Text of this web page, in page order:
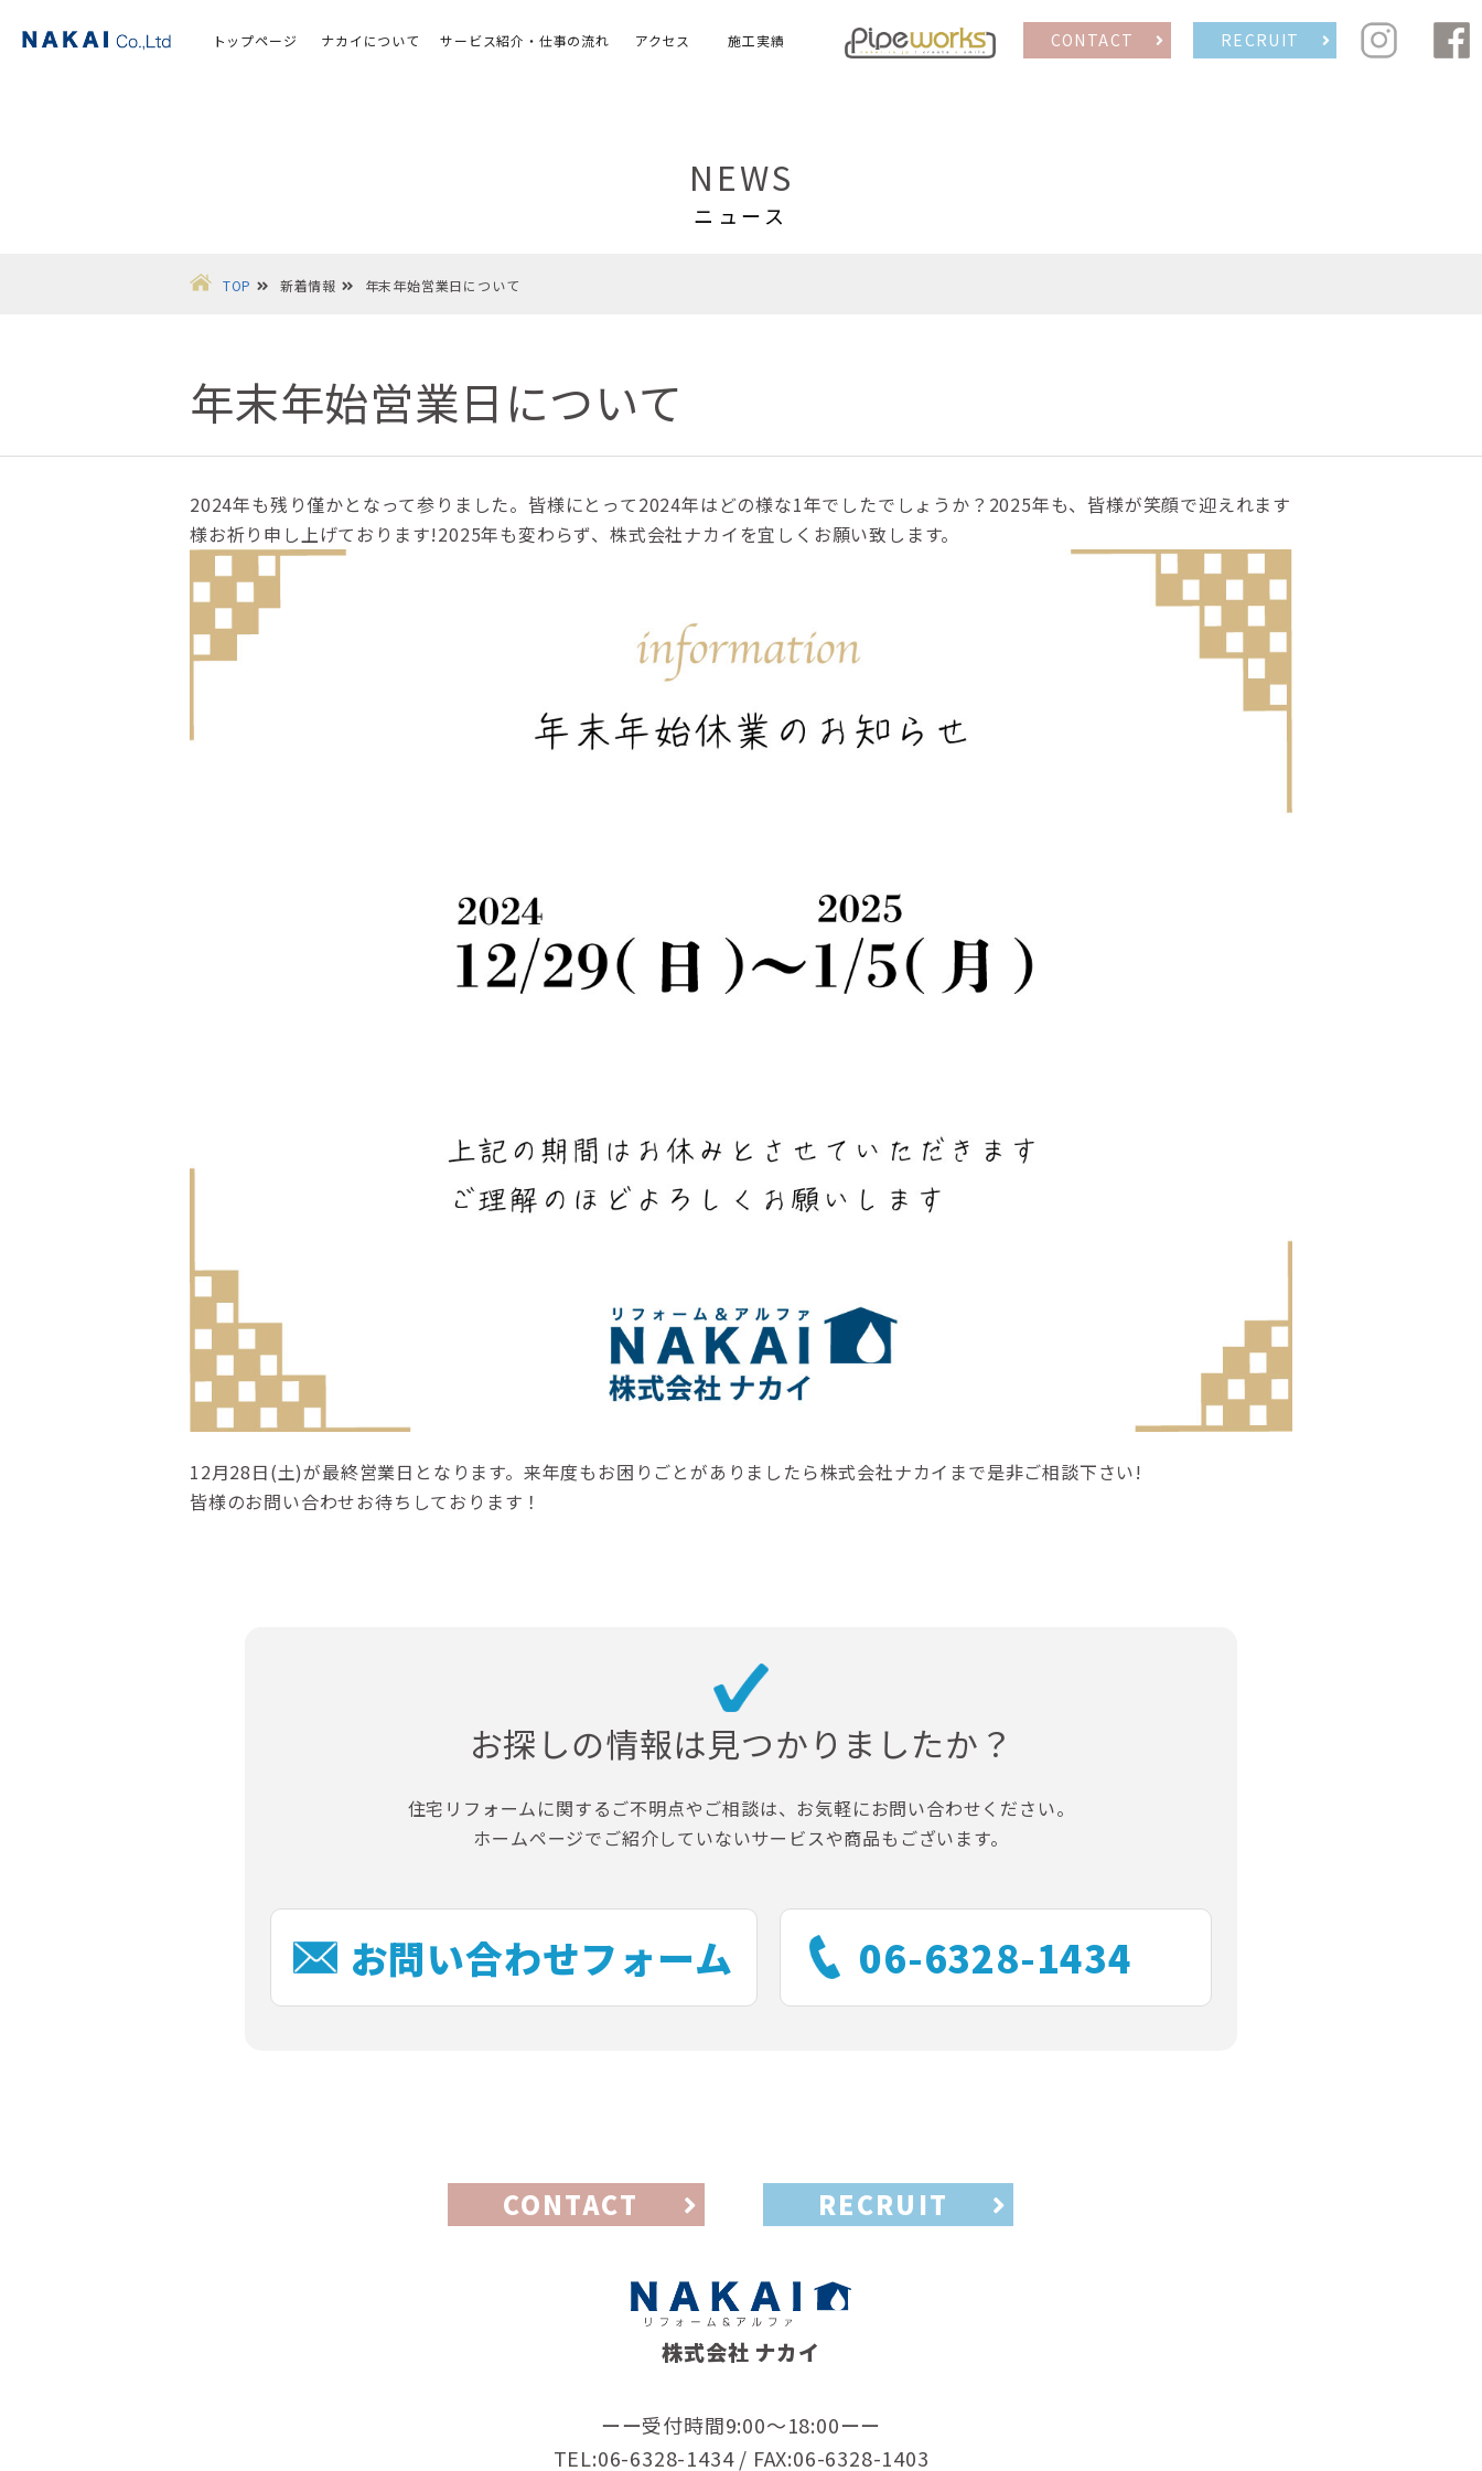
トップページ ナカイについて サービス紹介・仕事の流れ アクセス 施工実績 CONTACT RECRUIT
NEWS
ニュース
TOP 新着情報 年末年始営業日について
年末年始営業日について
2024年も残り僅かとなって参りました。皆様にとって2024年はどの様な1年でしたでしょうか？2025年も、皆様が笑顔で迎えれます
様お祈り申し上げております!2025年も変わらず、株式会社ナカイを宜しくお願い致します。
12月28日(土)が最終営業日となります。来年度もお困りごとがありましたら株式会社ナカイまで是非ご相談下さい!
皆様のお問い合わせお待ちしております！
お探しの情報は見つかりましたか？
住宅リフォームに関するご不明点やご相談は、お気軽にお問い合わせください。
ホームページでご紹介していないサービスや商品もございます。
お問い合わせフォーム 06-6328-1434
CONTACT RECRUIT
株式会社 ナカイ
ーー受付時間9:00〜18:00ーー
TEL:06-6328-1434 / FAX:06-6328-1403